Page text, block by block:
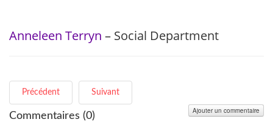
Anneleen Terryn – Social Department
Précédent Suivant
Commentaires (0) Ajouter un commentaire